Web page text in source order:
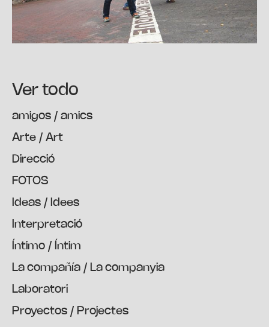
Ver todo
amigos / amics
Arte / Art
Direcció
FOTOS
Ideas / Idees
Interpretació
Íntimo / Íntim
La compañía / La companyia
Laboratori
Proyectos / Projectes